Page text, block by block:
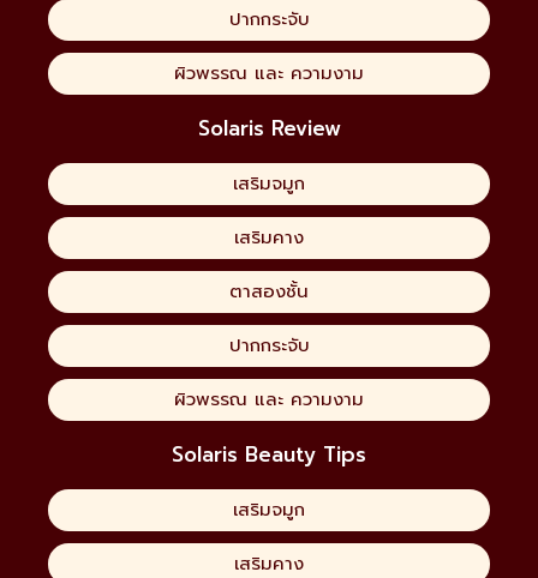
ปากกระจับ
ผิวพรรณ และ ความงาม
Solaris Review
เสริมจมูก
เสริมคาง
ตาสองชั้น
ปากกระจับ
ผิวพรรณ และ ความงาม
Solaris Beauty Tips
เสริมจมูก
เสริมคาง